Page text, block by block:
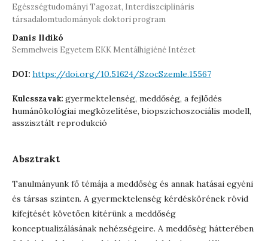
Egészségtudományi Tagozat, Interdiszciplináris
társadalomtudományok doktori program
Danis Ildikó
Semmelweis Egyetem EKK Mentálhigiéné Intézet
DOI: https://doi.org/10.51624/SzocSzemle.15567
Kulcsszavak: gyermektelenség, meddőség, a fejlődés
humánökológiai megközelítése, biopszichoszociális modell,
asszisztált reprodukció
Absztrakt
Tanulmányunk fő témája a meddőség és annak hatásai egyéni
és társas szinten. A gyermektelenség kérdéskörének rövid
kifejtését követően kitérünk a meddőség
konceptualizálásának nehézségeire. A meddőség hátterében